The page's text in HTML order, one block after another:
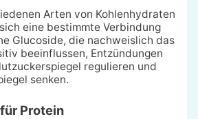
Arten von Kohlenhydraten
eine bestimmte Verbindung
Glucoside, die nachweislich das
beeinflussen, Entzündungen
regulieren und
senken.
Protein